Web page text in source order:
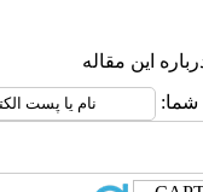
این مقاله
شما: